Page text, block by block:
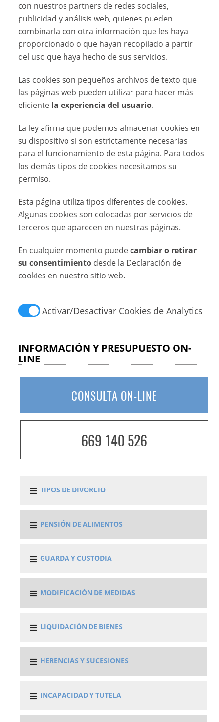
con nuestros partners de redes sociales,
publicidad y análisis web, quienes pueden
combinarla con otra información que les haya
proporcionado o que hayan recopilado a partir
del uso que haya hecho de sus servicios.
Las cookies son pequeños archivos de texto que
las páginas web pueden utilizar para hacer más
eficiente la experiencia del usuario.
La ley afirma que podemos almacenar cookies en
su dispositivo si son estrictamente necesarias
para el funcionamiento de esta página. Para todos
los demás tipos de cookies necesitamos su
permiso.
Esta página utiliza tipos diferentes de cookies.
Algunas cookies son colocadas por servicios de
terceros que aparecen en nuestras páginas.
En cualquier momento puedecambiar o retirar
su consentimiento desde la Declaración de
cookies en nuestro sitio web.
Activar/Desactivar Cookies de Analytics
INFORMACIÓN Y PRESUPUESTO ON-
LINE
CONSULTA ON-LINE
669 140 526
TIPOS DE DIVORCIO
PENSIÓN DE ALIMENTOS
GUARDA Y CUSTODIA
MODIFICACIÓN DE MEDIDAS
LIQUIDACIÓN DE BIENES
HERENCIAS Y SUCESIONES
INCAPACIDAD Y TUTELA